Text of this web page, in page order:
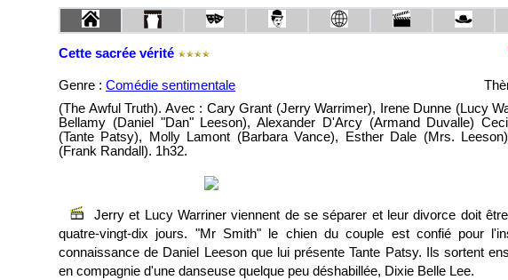
Cette sacrée vérité
Genre : Comédie sentimentale
(The Awful Truth). Avec : Cary Grant (Jerry Warrimer), Irene Dunne (Lucy
Bellamy (Daniel "Dan" Leeson), Alexander D'Arcy (Armand Duvalle)
(Tante Patsy), Molly Lamont (Barbara Vance), Esther Dale (Mrs.
(Frank Randall). 1h32.
Jerry et Lucy Warriner viennent de se séparer et leur divorce doit
quatre-vingt-dix jours. "Mr Smith" le chien du couple est confié pour
connaissance de Daniel Leeson que lui présente Tante Patsy. Ils sortent
en compagnie d'une danseuse quelque peu déshabillée, Dixie Belle Lee.